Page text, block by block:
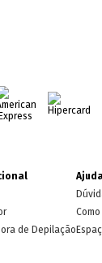
de Depilação